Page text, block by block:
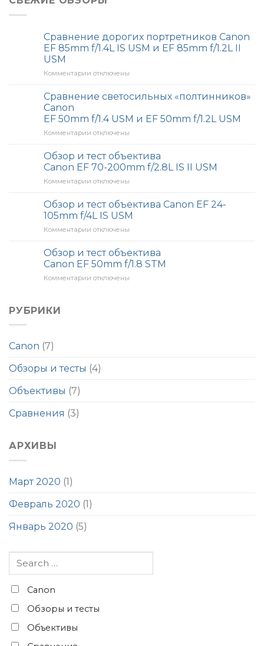
Сравнение дорогих портретников Canon
EF 85mm f/1.4L IS USM и EF 85mm f/1.2L II
USM
Комментарии к
Сравнение
портретников
Canon
EF
f/1.4L
IS
USM
и
85mm
f/1.2L
USM
отключены
Сравнение светосильных «полтинников»
Canon
EF 50mm f/1.4 USM и EF 50mm f/1.2L USM
Комментарии к
Сравнение
светосильных
«полтинников»
Canon
50mm
f/1.4
и
50mm
f/1.2L
отключены
Обзор и тест объектива
Canon EF 70-200mm f/2.8L IS II USM
Комментарии к
Обзор
и
тест
объектива
EF
70-
f/2.8L
отключены
Обзор и тест объектива Canon EF 24-
105mm f/4L IS USM
Комментарии к
Обзор
и
тест
объектива
отключены
Обзор и тест объектива
Canon EF 50mm f/1.8 STM
Комментарии к
f/1.8
отключены
РУБРИКИ
Canon (7)
Обзоры и тесты (4)
Объективы (7)
Сравнения (3)
АРХИВЫ
Март 2020 (1)
Февраль 2020 (1)
Январь 2020 (5)
Canon
Обзоры и тесты
Объективы